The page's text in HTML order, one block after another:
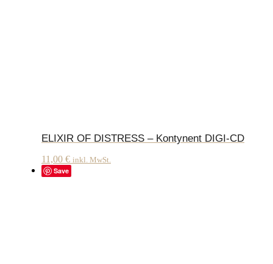
ELIXIR OF DISTRESS – Kontynent DIGI-CD
11,00 € inkl. MwSt.
Save